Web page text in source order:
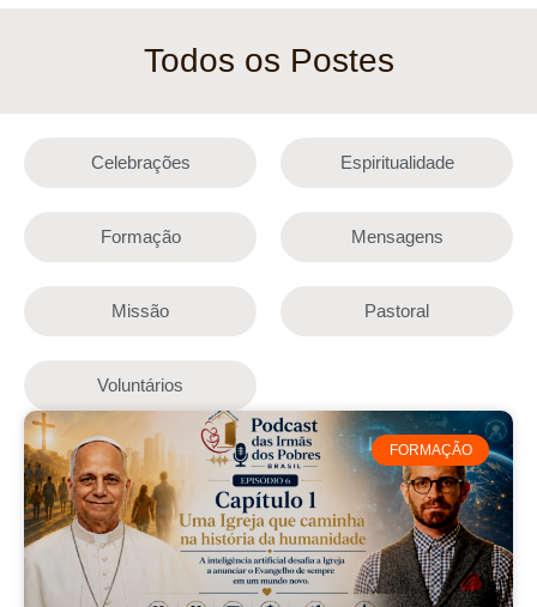
Todos os Postes
Celebrações Espiritualidade
Formação Mensagens
Missão Pastoral
Voluntários
FORMAÇÃO